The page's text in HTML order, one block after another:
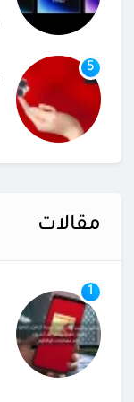
5
مقالات
1